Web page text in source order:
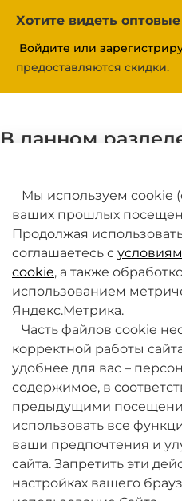
Хотите видеть
Войдите или
предоставляются скидки.
В данном
О компании
Товары и услуги
+7 (495) 789-38-95
09:00 - 18:00 (будни, по МСК)
Мы используем cookie
ваших прошлых
Продолжая
соглашаетесь с
cookie, а также
использованием
Яндекс.Метрика.
Часть файлов cookie
корректной работы
удобнее для вас –
содержимое, в
предыдущими
использовать все
ваши предпочтения и
сайта. Запретить эти
настройках вашего